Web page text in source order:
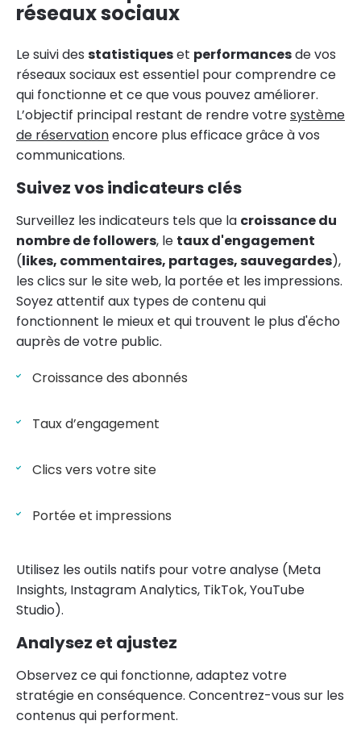
réseaux sociaux
Le suivi des statistiqueset performancesde vos
réseaux sociaux est essentiel pour comprendre ce
qui fonctionne et ce que vous pouvez améliorer.
L’objectif principal restant de rendre votresystème
de réservationencore plus efficace grâce à vos
communications.
Suivez vos indicateurs clés
Surveillez les indicateurs tels que la croissance du
nombre de followers, le taux d'engagement
(likes, commentaires, partages, sauvegardes),
les clics sur le site web, la portée et les impressions.
Soyez attentif aux types de contenu qui
fonctionnent le mieux et qui trouvent le plus d'écho
auprès de votre public.
Croissance des abonnés
Taux d’engagement
Clics vers votre site
Portée et impressions
Utilisez les outils natifs pour votre analyse (Meta
Insights, Instagram Analytics, TikTok, YouTube
Studio).
Analysez et ajustez
Observez ce qui fonctionne, adaptez votre
stratégie en conséquence. Concentrez-vous sur les
contenus qui performent.